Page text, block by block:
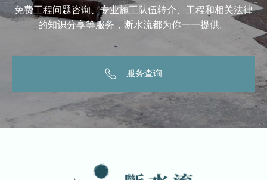
免费工程问题咨询、专业施工队伍转介、工程和相关法律
的知识分享等服务，断水流都为你一一提供。
服务查询